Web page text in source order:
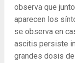
observa que
aparecen los
se observa en
ascitis persiste
grandes dosis